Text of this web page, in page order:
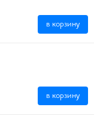
в корзину
в корзину